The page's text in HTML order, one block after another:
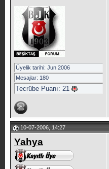
Üyelik tarihi: Jun 2006
Mesajlar: 180
Tecrübe Puanı: 21
10-07-2006, 14:27
Yahya